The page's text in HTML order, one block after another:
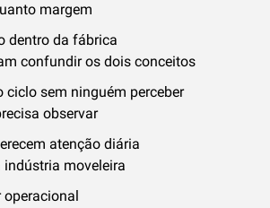
margem
dentro da fábrica
confundir os dois conceitos
ciclo sem ninguém perceber
observar
atenção diária
moveleira
operacional